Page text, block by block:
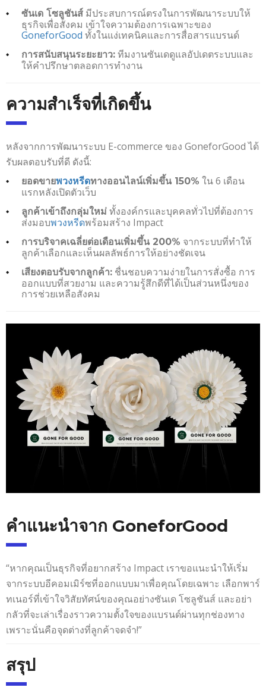
ซันเด โซลูชันส์ มีประสบการณ์ตรงในการพัฒนาระบบให้
ธุรกิจเพื่อสังคม เข้าใจความต้องการเฉพาะของ
GoneforGood ทั้งในแง่เทคนิคและการสื่อสารแบรนด์
การสนับสนุนระยะยาว: ทีมงานซันเดดูแลอัปเดตระบบและ
ให้คำปรึกษาตลอดการทำงาน
ความสำเร็จที่เกิดขึ้น
หลังจากการพัฒนาระบบ E-commerce ของ GoneforGood ได้
รับผลตอบรับที่ดี ดังนี้:
ยอดขายพวงหรีดทางออนไลน์เพิ่มขึ้น 150% ใน 6 เดือน
แรกหลังเปิดตัวเว็บ
ลูกค้าเข้าถึงกลุ่มใหม่ ทั้งองค์กรและบุคคลทั่วไปที่ต้องการ
ส่งมอบพวงหรีดพร้อมสร้าง Impact
การบริจาคเฉลี่ยต่อเดือนเพิ่มขึ้น 200% จากระบบที่ทำให้
ลูกค้าเลือกและเห็นผลลัพธ์การให้อย่างชัดเจน
เสียงตอบรับจากลูกค้า: ชื่นชอบความง่ายในการสั่งซื้อ การ
ออกแบบที่สวยงาม และความรู้สึกดีที่ได้เป็นส่วนหนึ่งของ
การช่วยเหลือสังคม
คำแนะนำจาก GoneforGood
“หากคุณเป็นธุรกิจที่อยากสร้าง Impact เราขอแนะนำให้เริ่ม
จากระบบอีคอมเมิร์ซที่ออกแบบมาเพื่อคุณโดยเฉพาะ เลือกพาร์
ทเนอร์ที่เข้าใจวิสัยทัศน์ของคุณอย่างซันเด โซลูชันส์ และอย่า
กลัวที่จะเล่าเรื่องราวความตั้งใจของแบรนด์ผ่านทุกช่องทาง
เพราะนั่นคือจุดต่างที่ลูกค้าจดจำ!”
สรุป